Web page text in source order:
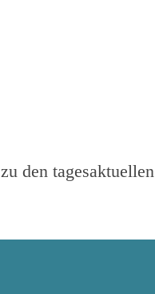
den tagesaktuellen